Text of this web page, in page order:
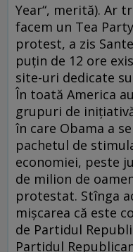
Year“, merită). Ar
facem un Tea
protest, a zis
puţin de 12 ore
site-uri dedicate
În toată America
grupuri de
în care Obama a
pachetul de
economiei, peste
de milion de
protestat. Stînga
mişcarea că este
de Partidul
Partidul